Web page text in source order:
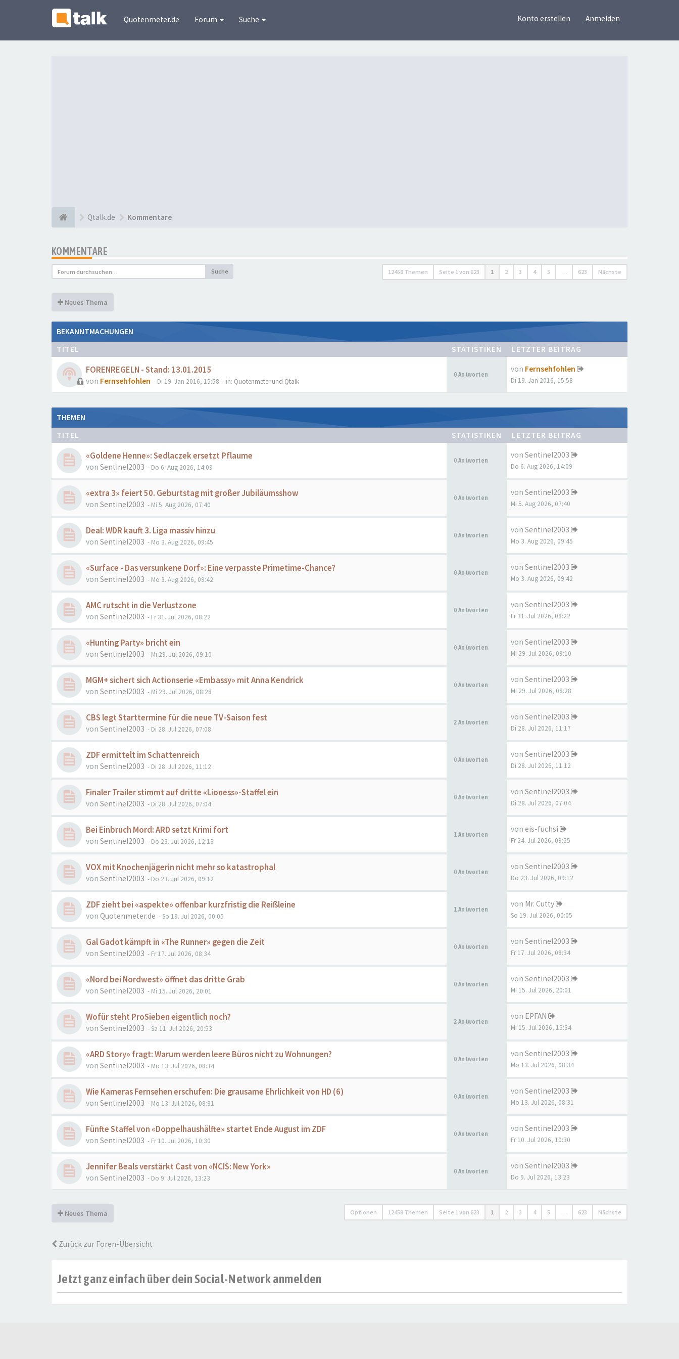
Quotenmeter.de Forum Suche Konto erstellen Anmelden
Qtalk.de Kommentare
KOMMENTARE
Suche 12458 Themen Seite 1von 623 1 2 3 4 5 … 623 Nächste
Neues Thema
BEKANNTMACHUNGEN
TITEL
STATISTIKEN LETZTER BEITRAG
FORENREGELN - Stand: 13.01.2015
von Fernsehfohlen - Di 19. Jan 2016, 15:58 - in: Quotenmeter und Qtalk
0 Antworten
von Fernsehfohlen
Di 19. Jan 2016, 15:58
THEMEN
TITEL
STATISTIKEN LETZTER BEITRAG
«Goldene Henne»: Sedlaczek ersetzt Pflaume
von Sentinel2003 - Do 6. Aug 2026, 14:09
0 Antworten
von Sentinel2003
Do 6. Aug 2026, 14:09
«extra 3» feiert 50. Geburtstag mit großer Jubiläumsshow
von Sentinel2003 - Mi 5. Aug 2026, 07:40
0 Antworten
von Sentinel2003
Mi 5. Aug 2026, 07:40
Deal: WDR kauft 3. Liga massiv hinzu
von Sentinel2003 - Mo 3. Aug 2026, 09:45
0 Antworten
von Sentinel2003
Mo 3. Aug 2026, 09:45
«Surface - Das versunkene Dorf»: Eine verpasste Primetime-Chance?
von Sentinel2003 - Mo 3. Aug 2026, 09:42
0 Antworten
von Sentinel2003
Mo 3. Aug 2026, 09:42
AMC rutscht in die Verlustzone
von Sentinel2003 - Fr 31. Jul 2026, 08:22
0 Antworten
von Sentinel2003
Fr 31. Jul 2026, 08:22
«Hunting Party» bricht ein
von Sentinel2003 - Mi 29. Jul 2026, 09:10
0 Antworten
von Sentinel2003
Mi 29. Jul 2026, 09:10
MGM+ sichert sich Actionserie «Embassy» mit Anna Kendrick
von Sentinel2003 - Mi 29. Jul 2026, 08:28
0 Antworten
von Sentinel2003
Mi 29. Jul 2026, 08:28
CBS legt Starttermine für die neue TV-Saison fest
von Sentinel2003 - Di 28. Jul 2026, 07:08
2 Antworten
von Sentinel2003
Di 28. Jul 2026, 11:17
ZDF ermittelt im Schattenreich
von Sentinel2003 - Di 28. Jul 2026, 11:12
0 Antworten
von Sentinel2003
Di 28. Jul 2026, 11:12
Finaler Trailer stimmt auf dritte «Lioness»-Staffel ein
von Sentinel2003 - Di 28. Jul 2026, 07:04
0 Antworten
von Sentinel2003
Di 28. Jul 2026, 07:04
Bei Einbruch Mord: ARD setzt Krimi fort
von Sentinel2003 - Do 23. Jul 2026, 12:13
1 Antworten
von eis-fuchsi
Fr 24. Jul 2026, 09:25
VOX mit Knochenjägerin nicht mehr so katastrophal
von Sentinel2003 - Do 23. Jul 2026, 09:12
0 Antworten
von Sentinel2003
Do 23. Jul 2026, 09:12
ZDF zieht bei «aspekte» offenbar kurzfristig die Reißleine
von Quotenmeter.de - So 19. Jul 2026, 00:05
1 Antworten
von Mr. Cutty
So 19. Jul 2026, 00:05
Gal Gadot kämpft in «The Runner» gegen die Zeit
von Sentinel2003 - Fr 17. Jul 2026, 08:34
0 Antworten
von Sentinel2003
Fr 17. Jul 2026, 08:34
«Nord bei Nordwest» öffnet das dritte Grab
von Sentinel2003 - Mi 15. Jul 2026, 20:01
0 Antworten
von Sentinel2003
Mi 15. Jul 2026, 20:01
Wofür steht ProSieben eigentlich noch?
von Sentinel2003 - Sa 11. Jul 2026, 20:53
2 Antworten
von EPFAN
Mi 15. Jul 2026, 15:34
«ARD Story» fragt: Warum werden leere Büros nicht zu Wohnungen?
von Sentinel2003 - Mo 13. Jul 2026, 08:34
0 Antworten
von Sentinel2003
Mo 13. Jul 2026, 08:34
Wie Kameras Fernsehen erschufen: Die grausame Ehrlichkeit von HD (6)
von Sentinel2003 - Mo 13. Jul 2026, 08:31
0 Antworten
von Sentinel2003
Mo 13. Jul 2026, 08:31
Fünfte Staffel von «Doppelhaushälfte» startet Ende August im ZDF
von Sentinel2003 - Fr 10. Jul 2026, 10:30
0 Antworten
von Sentinel2003
Fr 10. Jul 2026, 10:30
Jennifer Beals verstärkt Cast von «NCIS: New York»
von Sentinel2003 - Do 9. Jul 2026, 13:23
0 Antworten
von Sentinel2003
Do 9. Jul 2026, 13:23
Neues Thema Optionen 12458 Themen Seite 1von 623 1 2 3 4 5 … 623 Nächste
Zurück zur Foren-Übersicht
Jetzt ganz einfach über dein Social-Network anmelden